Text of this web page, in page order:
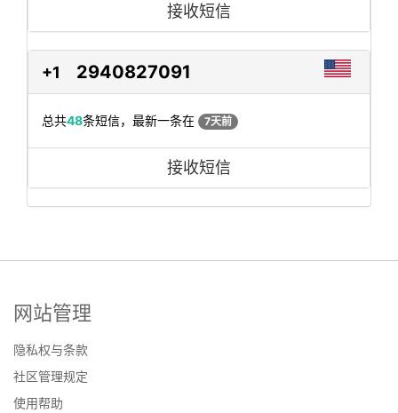
接收短信
+1 2940827091
总共48条短信，最新一条在 7天前
接收短信
网站管理
隐私权与条款
社区管理规定
使用帮助